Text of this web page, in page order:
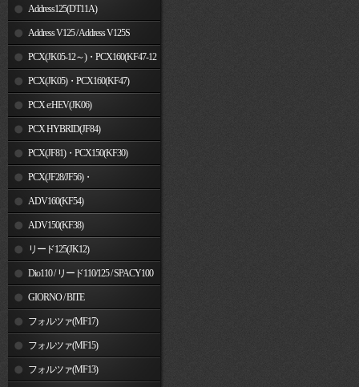
Address125(DT11A)
Address V125 / Address V125S
PCX(JK05-12～)・PCX160(KF47-12
～) PCX(JK05)・PCX160(KF47)
PCX e:HEV(JK06)
PCX HYBRID(JF84)
PCX(JF81)・PCX150(KF30)
PCX(JF28/JF56)・
PCX150(KF12/KF18)
ADV160(KF54)
ADV150(KF38)
リード125(JK12)
Dio110 / リード110/125 / SPACY100
GIORNO / BITE
フォルツァ(MF17)
フォルツァ(MF15)
フォルツァ(MF13)